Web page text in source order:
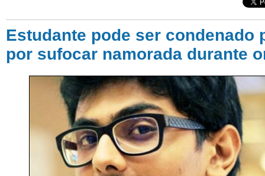
Estudante pode ser condenado
por sufocar namorada durante